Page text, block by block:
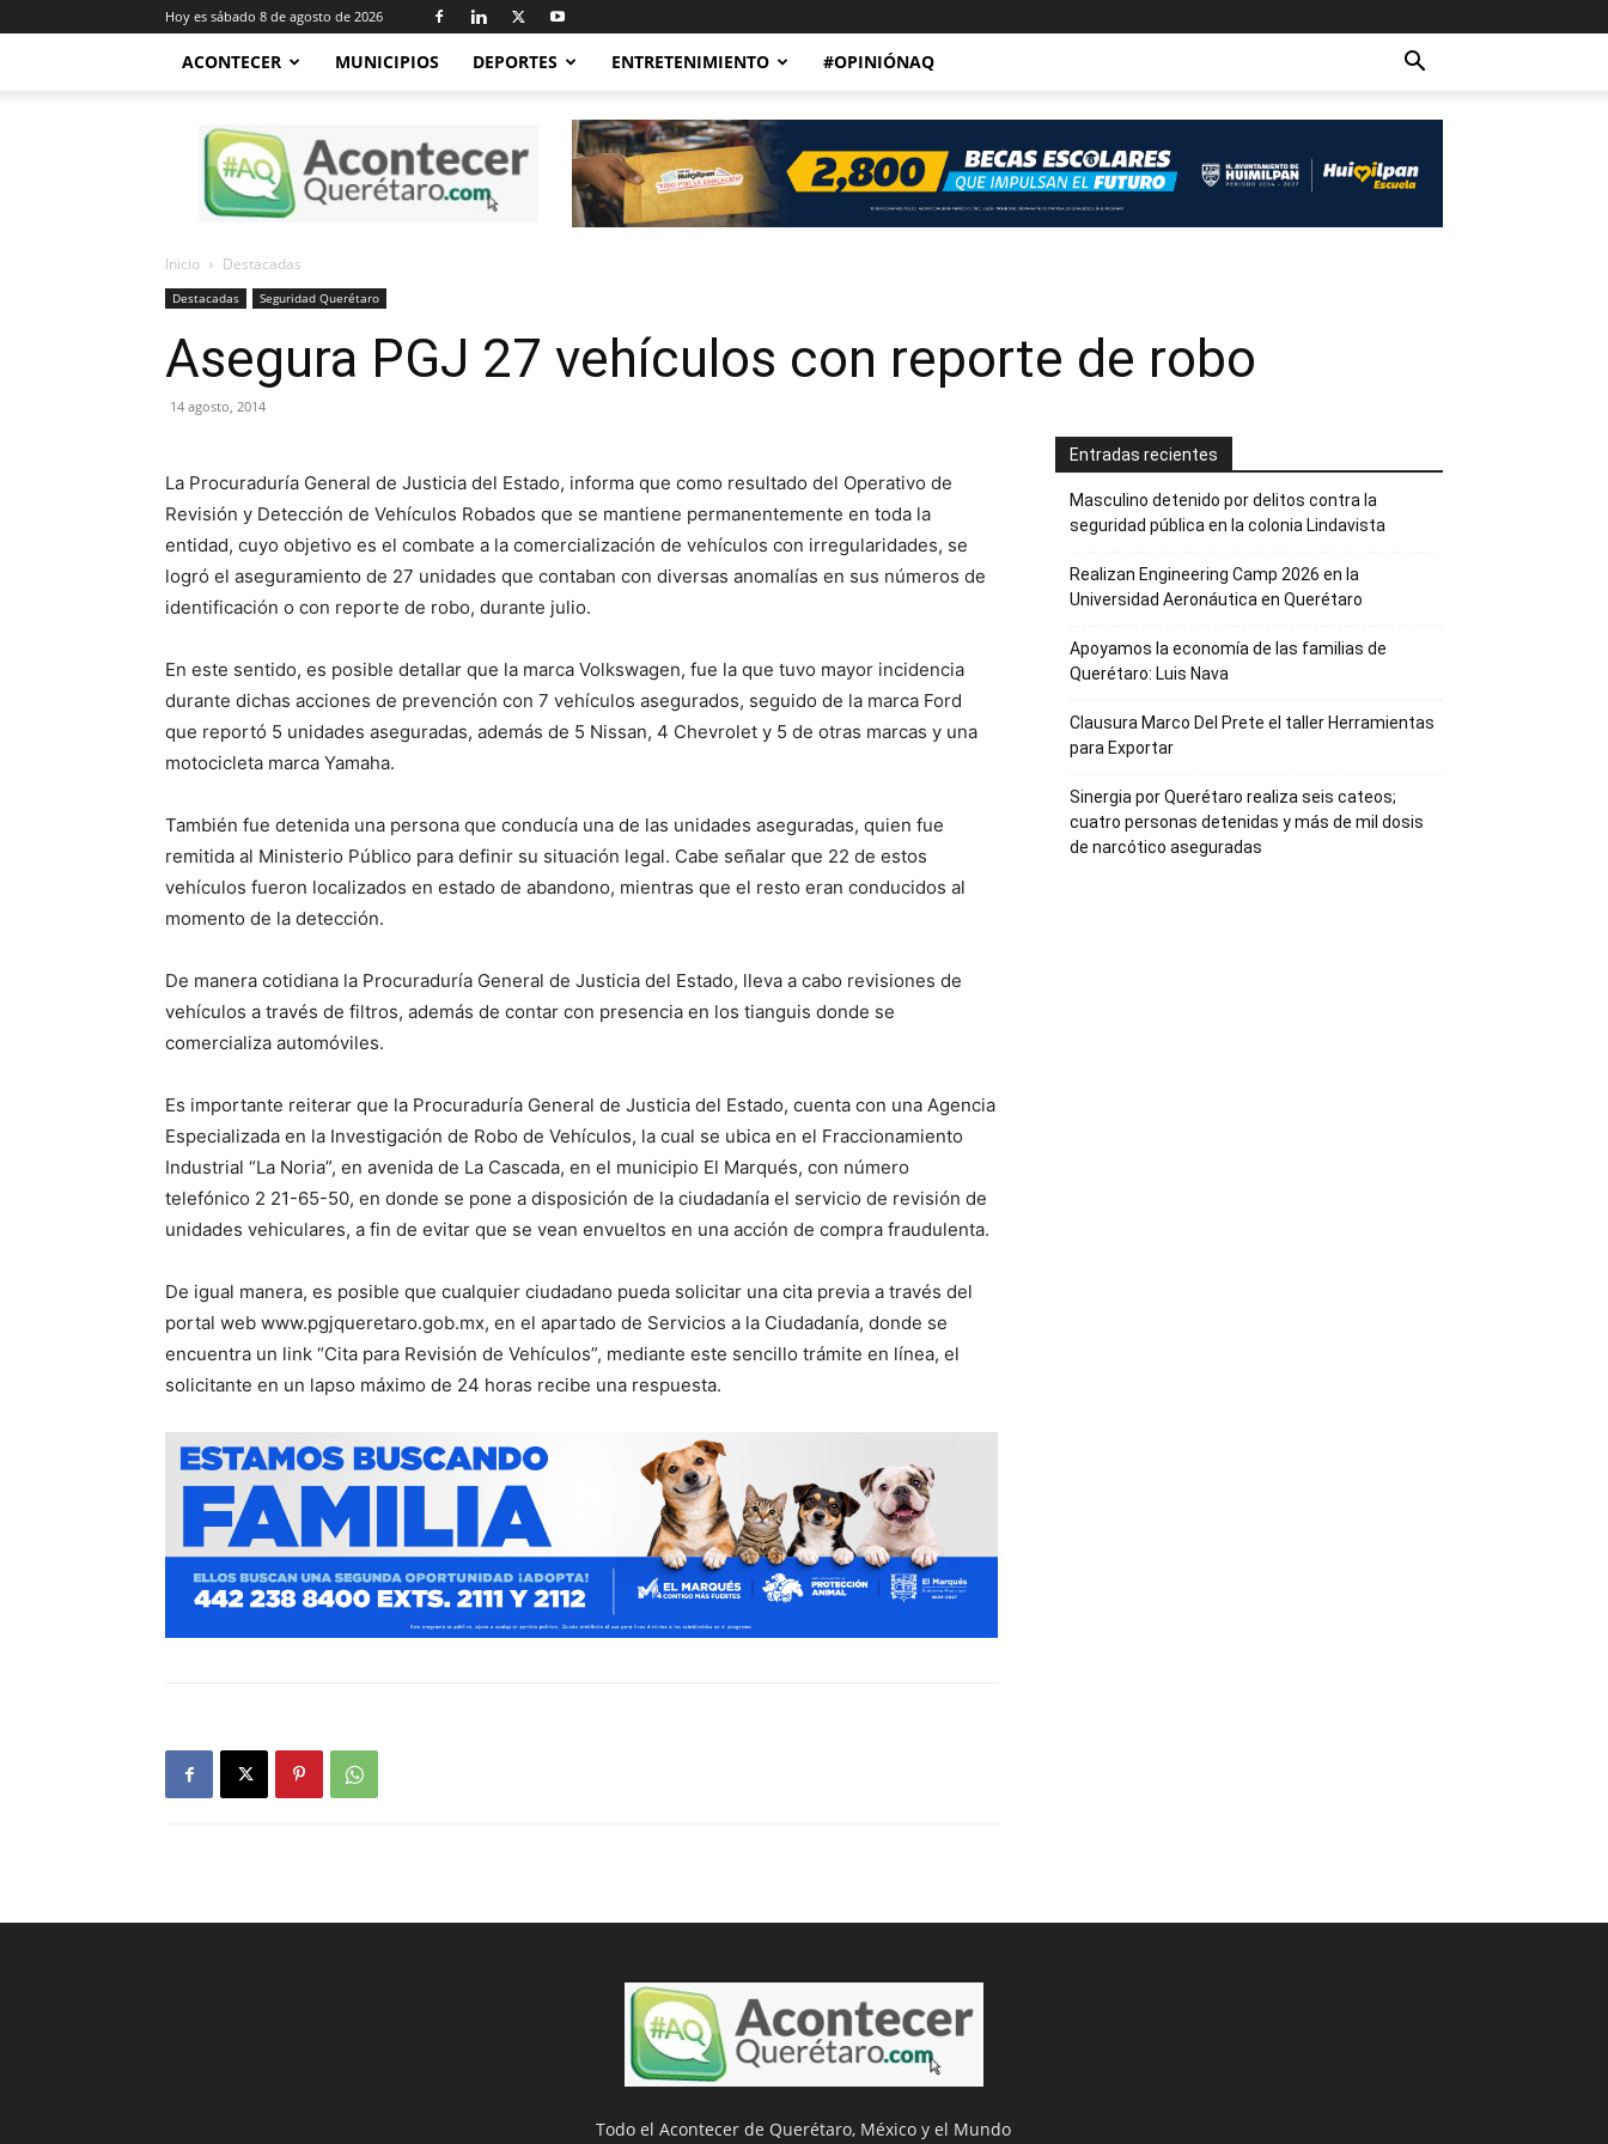
Hoy es sábado 8 de agosto de 2026
ACONTECER MUNICIPIOS DEPORTES ENTRETENIMIENTO #OPINIÓNAQ
Acontecer
Querétaro
Inicio Destacadas
Destacadas Seguridad Querétaro
Asegura PGJ 27 vehículos con reporte de robo
14 agosto, 2014
La Procuraduría General de Justicia del Estado, informa que como resultado del Operativo de
Revisión y Detección de Vehículos Robados que se mantiene permanentemente en toda la
entidad, cuyo objetivo es el combate a la comercialización de vehículos con irregularidades, se
logró el aseguramiento de 27 unidades que contaban con diversas anomalías en sus números de
identificación o con reporte de robo, durante julio.
En este sentido, es posible detallar que la marca Volkswagen, fue la que tuvo mayor incidencia
durante dichas acciones de prevención con 7 vehículos asegurados, seguido de la marca Ford
que reportó 5 unidades aseguradas, además de 5 Nissan, 4 Chevrolet y 5 de otras marcas y una
motocicleta marca Yamaha.
También fue detenida una persona que conducía una de las unidades aseguradas, quien fue
remitida al Ministerio Público para definir su situación legal. Cabe señalar que 22 de estos
vehículos fueron localizados en estado de abandono, mientras que el resto eran conducidos al
momento de la detección.
De manera cotidiana la Procuraduría General de Justicia del Estado, lleva a cabo revisiones de
vehículos a través de filtros, además de contar con presencia en los tianguis donde se
comercializa automóviles.
Es importante reiterar que la Procuraduría General de Justicia del Estado, cuenta con una Agencia
Especializada en la Investigación de Robo de Vehículos, la cual se ubica en el Fraccionamiento
Industrial “La Noria”, en avenida de La Cascada, en el municipio El Marqués, con número
telefónico 2 21-65-50, en donde se pone a disposición de la ciudadanía el servicio de revisión de
unidades vehiculares, a fin de evitar que se vean envueltos en una acción de compra fraudulenta.
De igual manera, es posible que cualquier ciudadano pueda solicitar una cita previa a través del
portal web www.pgjqueretaro.gob.mx, en el apartado de Servicios a la Ciudadanía, donde se
encuentra un link “Cita para Revisión de Vehículos”, mediante este sencillo trámite en línea, el
solicitante en un lapso máximo de 24 horas recibe una respuesta.
Entradas recientes
Masculino detenido por delitos contra la
seguridad pública en la colonia Lindavista
Realizan Engineering Camp 2026 en la
Universidad Aeronáutica en Querétaro
Apoyamos la economía de las familias de
Querétaro: Luis Nava
Clausura Marco Del Prete el taller Herramientas
para Exportar
Sinergia por Querétaro realiza seis cateos;
cuatro personas detenidas y más de mil dosis
de narcótico aseguradas
Todo el Acontecer de Querétaro, México y el Mundo